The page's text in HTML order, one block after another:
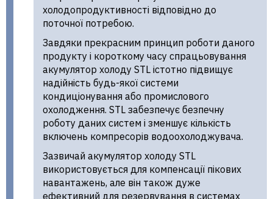
холодопродуктивності відповідно до
поточної потребою.
Завдяки прекрасним принцип роботи даного
продукту і короткому часу спрацьовування
акумулятор холоду STL істотно підвищує
надійність будь-якої системи
кондиціонування або промислового
охолодження. STL забезпечує безпечну
роботу даних систем і зменшує кількість
включень компресорів водоохолоджувача.
Зазвичай акумулятор холоду STL
використовується для компенсації пікових
навантажень, але він також дуже
ефективний для резервування в системах